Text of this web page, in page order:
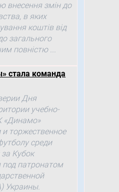
внесення змін до
в яких
коштів від
загального
повністю ...
стала команда
Дня
учебно-
«Динамо»
торжественное
среди
Кубок
под патронатом
Украины.